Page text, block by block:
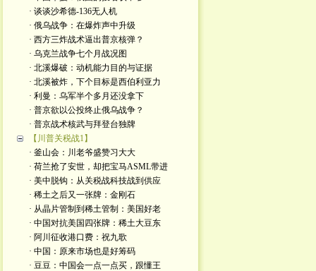
· 谈谈沙希德-136无人机
· 俄乌战争：在爆炸声中升级
· 西方三炸战术逼出普京核弹？
· 乌克兰战争七个月战况图
· 北溪爆破：动机能力目的与证据
· 北溪被炸，下个目标是西伯利亚力
· 利曼：乌军半个多月还没拿下
· 普京欲以公投终止俄乌战争？
· 普京战术核武与拜登台独牌
【川普关税战1】
· 釜山会：川老爷盛赞习大大
· 荷兰抢了安世，却把宝马ASML带进
· 美中脱钩：从关税战科技战到供应
· 稀土之后又一张牌：金刚石
· 从晶片管制到稀土管制：美国好老
· 中国对抗美国四张牌：稀土大豆东
· 阿川征收港口费：祝九歌
· 中国：原来市场也是好筹码
· 豆豆：中国会一点一点买，跟懂王